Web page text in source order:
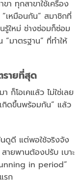
า ทุกสาขาใช้เครื่อง
เหมือนกัน” สมาชิกที่
รู้ใหม่ ช่างซ่อมก็ซ่อม
“มาตรฐาน” ที่ทำให้
ายที่สุด
ก็โอเคแล้ว ไม่ใช่เลย
กิดขึ้นพร้อมกัน” แล้ว
นดูดี แต่พอใช้จริงจัง
ายพานต้องปรับ เบาะ
in period”
รก